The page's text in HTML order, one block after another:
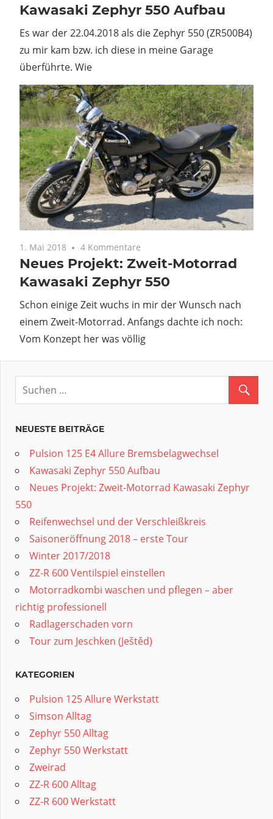
Kawasaki Zephyr 550 Aufbau
Es war der 22.04.2018 als die Zephyr 550 (ZR500B4)
zu mir kam bzw. ich diese in meine Garage
überführte. Wie
1. Mai 2018 4 Kommentare
Neues Projekt: Zweit-Motorrad
Kawasaki Zephyr 550
Schon einige Zeit wuchs in mir der Wunsch nach
einem Zweit-Motorrad. Anfangs dachte ich noch:
Vom Konzept her was völlig
NEUESTE BEITRÄGE
Pulsion 125 E4 Allure Bremsbelagwechsel
Kawasaki Zephyr 550 Aufbau
Neues Projekt: Zweit-Motorrad Kawasaki Zephyr
550
Reifenwechsel und der Verschleißkreis
Saisoneröffnung 2018 – erste Tour
Winter 2017/2018
ZZ-R 600 Ventilspiel einstellen
Motorradkombi waschen und pflegen – aber
richtig professionell
Radlagerschaden vorn
Tour zum Jeschken (Ještěd)
KATEGORIEN
Pulsion 125 Allure Werkstatt
Simson Alltag
Zephyr 550 Alltag
Zephyr 550 Werkstatt
Zweirad
ZZ-R 600 Alltag
ZZ-R 600 Werkstatt